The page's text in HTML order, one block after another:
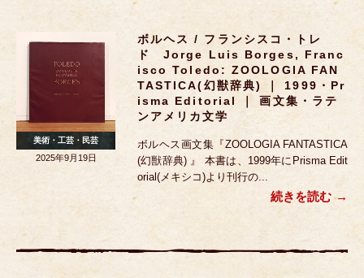
ボルヘス / フランシスコ・トレ
ド Jorge Luis Borges, Franc
Isco Toledo: ZOOLOGIA FAN
TASTICA(幻獣辞典) ｜ 1999・Pr
Isma Editorial ｜ 画文集・ラテ
ンアメリカ文学
ボルヘス画文集『ZOOLOGIA FANTASTICA
(幻獣辞典) 』 本書は、1999年にPrisma Edit
orial(メキシコ)より刊行の...
続きを読む
美術・工芸・民芸
2025年9月19日